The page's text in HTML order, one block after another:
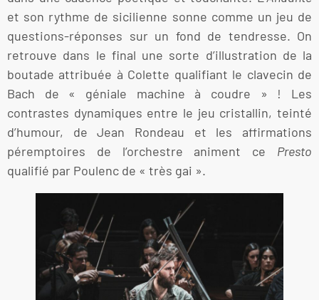
et son rythme de sicilienne sonne comme un jeu de
questions-réponses sur un fond de tendresse. On
retrouve dans le final une sorte d’illustration de la
boutade attribuée à Colette qualifiant le clavecin de
Bach de « géniale machine à coudre » ! Les
contrastes dynamiques entre le jeu cristallin, teinté
d’humour, de Jean Rondeau et les affirmations
péremptoires de l’orchestre animent ce Presto
qualifié par Poulenc de « très gai ».